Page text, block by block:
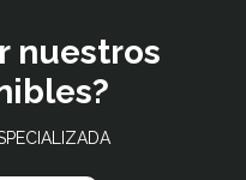
nuestros